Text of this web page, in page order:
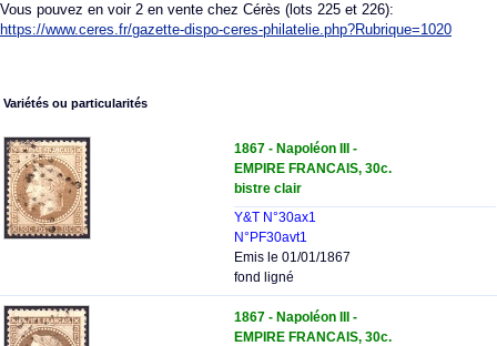
Vous pouvez en voir 2 en vente chez Cérès (lots 225 et 226):
https://www.ceres.fr/gazette-dispo-ceres-philatelie.php?Rubrique=1020
Variétés ou particularités
1867 - Napoléon III -
EMPIRE FRANCAIS, 30c.
bistre clair
Y&T N°30ax1
N°PF30avt1
Emis le 01/01/1867
fond ligné
1867 - Napoléon III -
EMPIRE FRANCAIS, 30c.